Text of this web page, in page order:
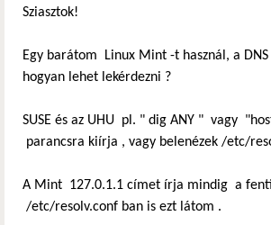
Sziasztok!
Egy barátom Linux Mint -t használ, a
hogyan lehet lekérdezni ?
SUSE és az UHU pl. " dig ANY " vagy
parancsra kiírja , vagy belenézek /etc/
A Mint 127.0.1.1 címet írja mindig a fenti
/etc/resolv.conf ban is ezt látom .